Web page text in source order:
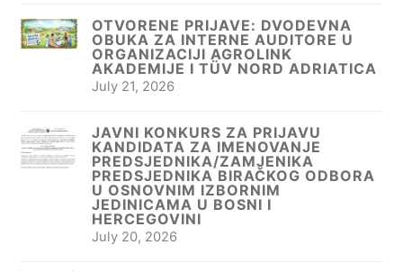
OTVORENE PRIJAVE: DVODEVNA
OBUKA ZA INTERNE AUDITORE U
ORGANIZACIJI AGROLINK
AKADEMIJE I TÜV NORD ADRIATICA
July 21, 2026
JAVNI KONKURS ZA PRIJAVU
KANDIDATA ZA IMENOVANJE
PREDSJEDNIKA/ZAMJENIKA
PREDSJEDNIKA BIRAČKOG ODBORA
U OSNOVNIM IZBORNIM
JEDINICAMA U BOSNI I
HERCEGOVINI
July 20, 2026